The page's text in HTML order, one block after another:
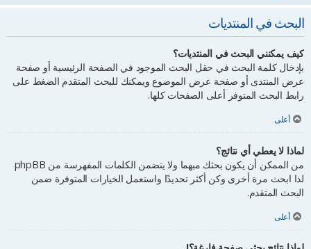
البحث في المنتديات
كيف يمكنني البحث في المنتديات؟
بإدخال كلمة البحث في حقل البحث الموجود في الصفحة الرئيسية أو صفحة
عرض المنتدى أو صفحة عرض الموضوع ويمكنك للبحث المتقدم الضغط على
رابط البحث المتوفر أعلى الصفحات كلها.
أعلى
لماذا لا يعطي أي نتائج؟
من الممكن أن يكون بحثك مبهما ولا يتضمن الكلمات المفهرسة من phpBB
لذا ابحث مرة أخرى وكن أكثر تحديدًا واستعمل الخيارات المتوفرة ضمن
البحث المتقدم.
أعلى